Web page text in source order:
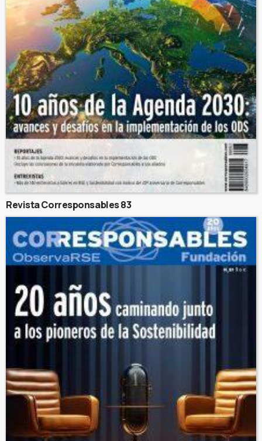
Revista Corresponsables 83